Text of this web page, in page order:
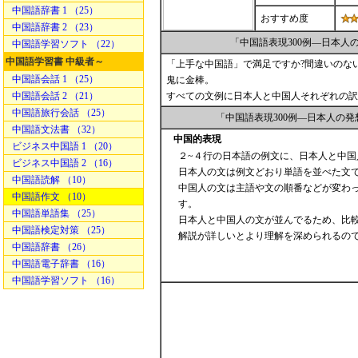
中国語辞書 1 （25）
中国語辞書 2 （23）
中国語学習ソフト （22）
中国語学習書 中級者～
中国語会話 1 （25）
中国語会話 2 （21）
中国語旅行会話 （25）
中国語文法書 （32）
ビジネス中国語 1 （20）
ビジネス中国語 2 （16）
中国語読解 （10）
中国語作文 （10）
中国語単語集 （25）
中国語検定対策 （25）
中国語辞書 （26）
中国語電子辞書 （16）
中国語学習ソフト （16）
おすすめ度
「中国語表現300例―日本
「上手な中国語」で満足ですか?間違いの
鬼に金棒。
すべての文例に日本人と中国人それぞれの
「中国語表現300例―日本人の
中国的表現
２~４行の日本語の例文に、日本人と中
日本人の文は例文どおり単語を並べた文
中国人の文は主語や文の順番などが変わ
す。
日本人と中国人の文が並んでるため、比
解説が詳しいとより理解を深められるの